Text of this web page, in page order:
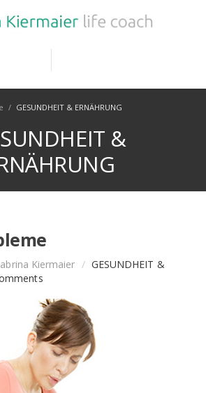
/ GESUNDHEIT & ERNÄHRUNG
&
Kiermaier / GESUNDHEIT &